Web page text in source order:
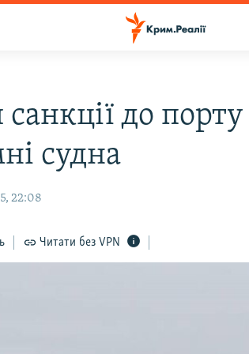
до
судна
22:08
Читати без VPN